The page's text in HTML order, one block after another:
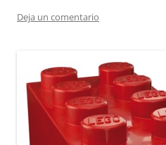
Deja un comentario